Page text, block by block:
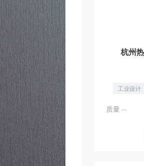
杭州
工业设计
质量 --